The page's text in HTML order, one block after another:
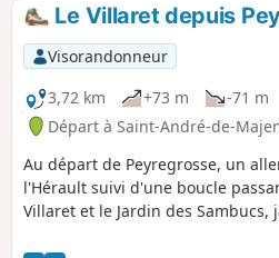
Le Villaret depuis
Visorandonneur
3,72 km
+73 m -71 m
Départ à Saint-André-de-
Au départ de Peyregrosse, un
l'Hérault suivi d'une boucle
Villaret et le Jardin des